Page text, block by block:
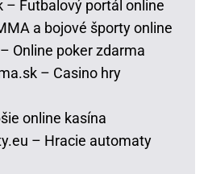
– Futbalový portál online
a bojové športy online
Online poker zdarma
– Casino hry
online kasína
– Hracie automaty